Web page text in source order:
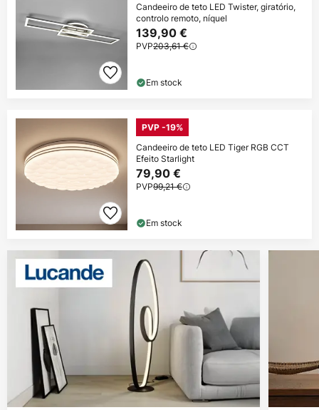
Candeeiro de teto LED Twister, giratório,
controlo remoto, níquel
139,90 €
PVP203,61 €
Em stock
PVP -19%
Candeeiro de teto LED Tiger RGB CCT
Efeito Starlight
79,90 €
PVP99,21 €
Em stock